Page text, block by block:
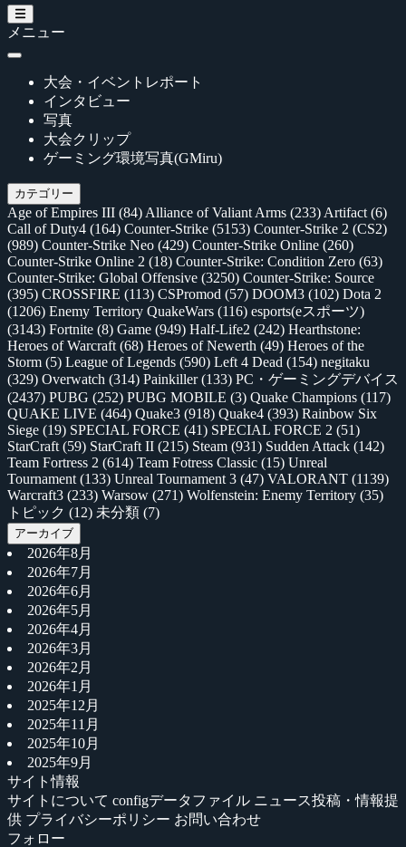
メニュー
大会・イベントレポート
インタビュー
写真
大会クリップ
ゲーミング環境写真(GMiru)
カテゴリー
Age of Empires III (84) Alliance of Valiant Arms (233) Artifact (6)
Call of Duty4 (164) Counter-Strike (5153) Counter-Strike 2 (CS2)
(989) Counter-Strike Neo (429) Counter-Strike Online (260)
Counter-Strike Online 2 (18) Counter-Strike: Condition Zero (63)
Counter-Strike: Global Offensive (3250) Counter-Strike: Source
(395) CROSSFIRE (113) CSPromod (57) DOOM3 (102) Dota 2
(1206) Enemy Territory QuakeWars (116) esports(eスポーツ)
(3143) Fortnite (8) Game (949) Half-Life2 (242) Hearthstone:
Heroes of Warcraft (68) Heroes of Newerth (49) Heroes of the
Storm (5) League of Legends (590) Left 4 Dead (154) negitaku
(329) Overwatch (314) Painkiller(133) PC・ゲーミングデバイス
(2437) PUBG (252) PUBG MOBILE (3) Quake Champions (117)
QUAKE LIVE (464) Quake3 (918) Quake4 (393) Rainbow Six
Siege (19) SPECIAL FORCE (41) SPECIAL FORCE 2 (51)
StarCraft (59) StarCraft II (215) Steam (931) Sudden Attack (142)
Team Fortress 2 (614) Team Fotress Classic (15) Unreal
Tournament (133) Unreal Tournament 3 (47) VALORANT (1139)
Warcraft3 (233) Warsow (271) Wolfenstein: Enemy Territory (35)
トピック (12) 未分類 (7)
アーカイブ
2026年8月
2026年7月
2026年6月
2026年5月
2026年4月
2026年3月
2026年2月
2026年1月
2025年12月
2025年11月
2025年10月
2025年9月
サイト情報
サイトについて configデータファイル ニュース投稿・情報提
供 プライバシーポリシー お問い合わせ
フォロー